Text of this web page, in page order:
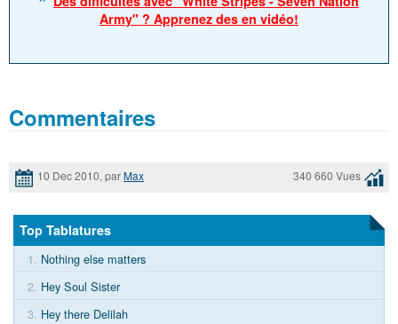
Army" ? Apprenez des en vidéo!
Commentaires
10 Dec 2010, parMax 340 660 Vues
Top Tablatures
1. Nothing else matters
2. Hey Soul Sister
3. Hey there Delilah